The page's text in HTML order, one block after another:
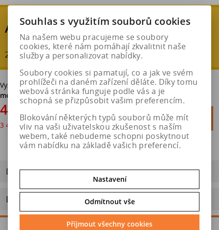
AKČNÍ SLEVA
20 % - ušetříte : 1 029 Kč
Vyzvednutí v pneuservisu v Hradci Královébez poplatku. Možná
montáž.
4 114 Kč
3 400 Kčbez DPH

Do košíku
Dotaz na výrobek
Doporučit výrobek
Souhlas s využitím souborů cookies
Na našem webu pracujeme se soubory
cookies, které nám pomáhají zkvalitnit naše
služby a personalizovat nabídky.
Soubory cookies si pamatují, co a jak ve svém
prohlížeči na daném zařízení děláte. Díky tomu
webová stránka funguje podle vás a je
schopná se přizpůsobit vašim preferencím.
Blokování některých typů souborů může mít
vliv na vaši uživatelskou zkušenost s naším
webem, také nebudeme schopni poskytnout
vám nabídku na základě vašich preferencí.
Nastavení
Odmítnout vše
Přijmout všechny cookies